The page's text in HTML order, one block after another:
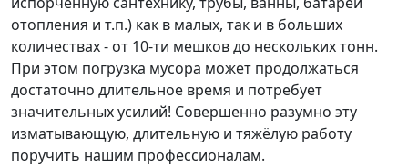
отопления и т.п.) как в малых, так и в больших
количествах - от 10-ти мешков до нескольких тонн.
При этом погрузка мусора может продолжаться
достаточно длительное время и потребует
значительных усилий! Совершенно разумно эту
изматывающую, длительную и тяжёлую работу
поручить нашим профессионалам.